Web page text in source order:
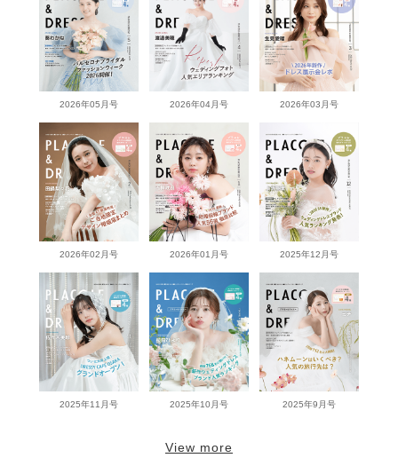
2026年05月号 2026年04月号 2026年03月号
2026年02月号 2026年01月号 2025年12月号
2025年11月号 2025年10月号 2025年9月号
View more